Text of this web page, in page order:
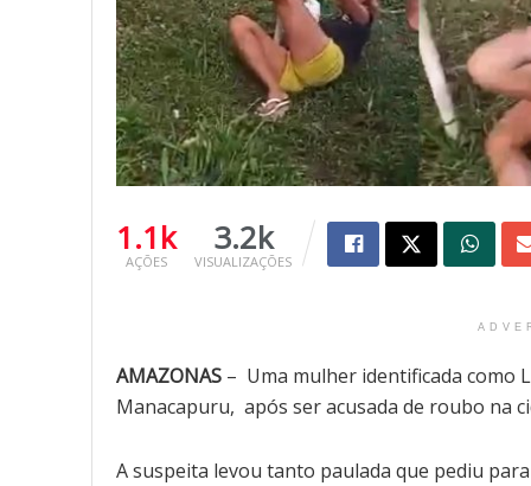
1.1k
AÇÕES
3.2k
VISUALIZAÇÕES
AMAZONAS – Uma mulher identificada como
Manacapuru, após ser acusada de roubo na
A suspeita levou tanto paulada que pediu